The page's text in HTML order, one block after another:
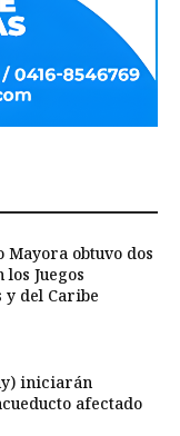
Mayora obtuvo dos
Juegos
del Caribe
iniciarán
afectado